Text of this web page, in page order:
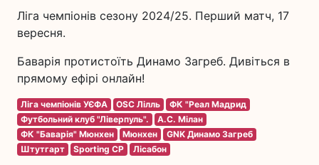
Ліга чемпіонів сезону 2024/25. Перший матч, 17
вересня.
Баварія протистоїть Динамо Загреб. Дивіться в
прямому ефірі онлайн!
Ліга чемпіонів УЄФА OSC Лілль
ФК "Реал Мадрид
Футбольний клуб "Ліверпуль".
A.C. Мілан
ФК "Баварія" Мюнхен
Мюнхен
GNK Динамо Загреб
Штутгарт
Sporting CP Лісабон